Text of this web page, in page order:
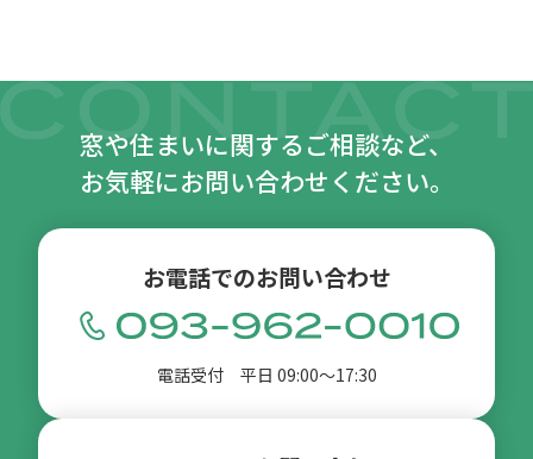
窓や住まいに関するご相談など、
お気軽にお問い合わせください。
お電話でのお問い合わせ
電話受付 平日 09:00〜17:30